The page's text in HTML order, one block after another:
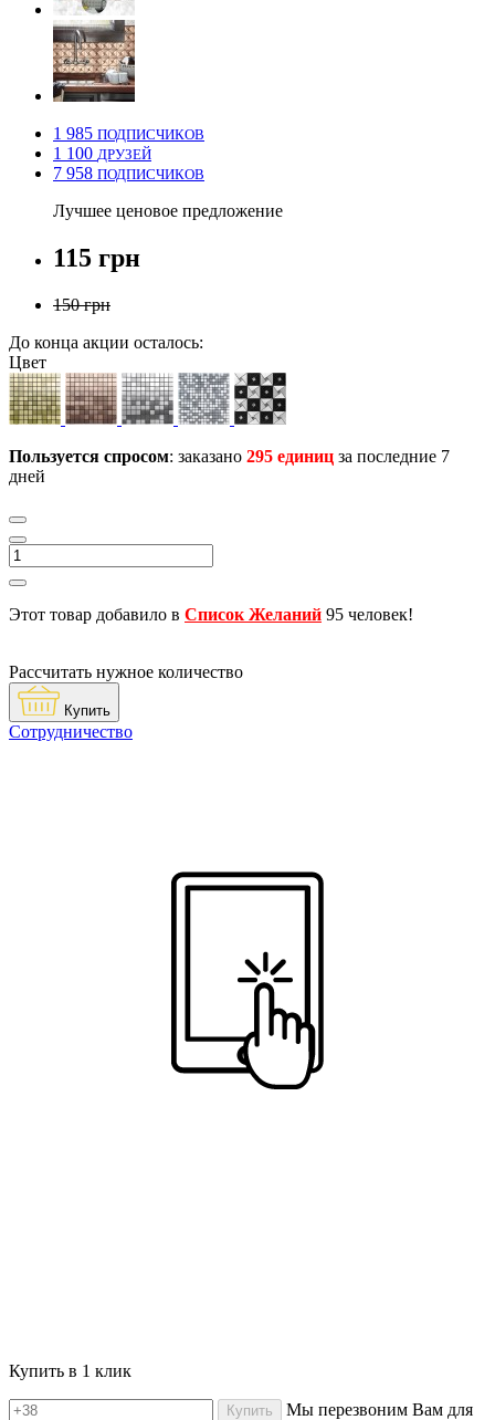
1 985 ПОДПИСЧИКОВ
1 100 ДРУЗЕЙ
7 958 ПОДПИСЧИКОВ
Лучшее ценовое предложение
115 грн
150 грн
До конца акции осталось:
Цвет
Пользуется спросом: заказано 295 единиц за последние 7
дней
Этот товар добавило в Список Желаний 95 человек!
Рассчитать нужное количество
Купить
Сотрудничество
Купить в 1 клик
Купить
Мы перезвоним Вам для